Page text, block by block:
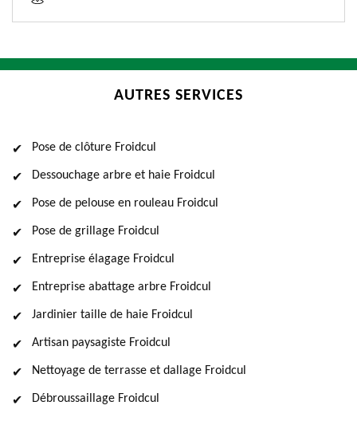
AUTRES SERVICES
Pose de clôture Froidcul
Dessouchage arbre et haie Froidcul
Pose de pelouse en rouleau Froidcul
Pose de grillage Froidcul
Entreprise élagage Froidcul
Entreprise abattage arbre Froidcul
Jardinier taille de haie Froidcul
Artisan paysagiste Froidcul
Nettoyage de terrasse et dallage Froidcul
Débroussaillage Froidcul